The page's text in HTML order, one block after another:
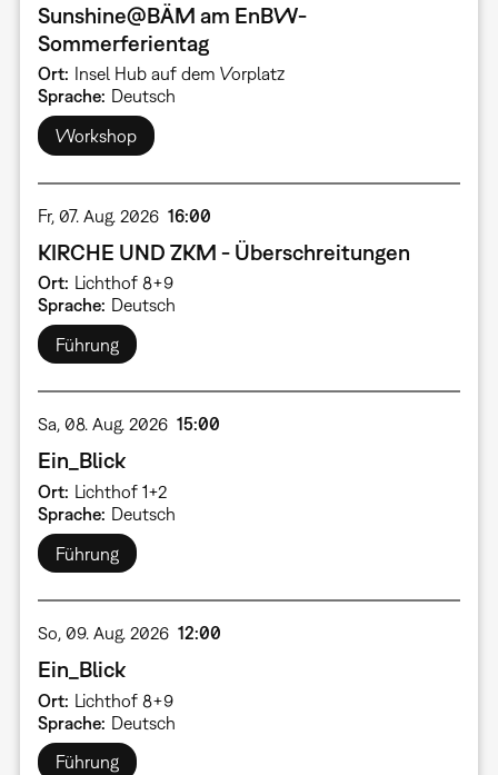
Sunshine@BÄM am EnBW-
Sommerferientag
Ort
Insel Hub auf dem Vorplatz
Sprache
Deutsch
Workshop
Fr, 07. Aug. 2026 16:00
KIRCHE UND ZKM - Überschreitungen
Ort Lichthof 8+9
Sprache Deutsch
Führung
Sa, 08. Aug. 2026 15:00
Ein_Blick
Ort Lichthof 1+2
Sprache Deutsch
Führung
So, 09. Aug. 2026 12:00
Ein_Blick
Ort Lichthof 8+9
Sprache Deutsch
Führung